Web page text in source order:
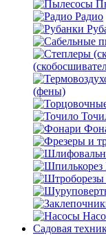
Радио
(фены)
Садовая